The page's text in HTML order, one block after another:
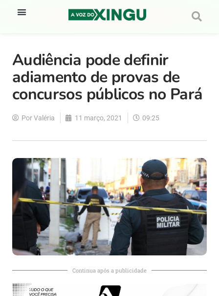
Audiência pode definir
adiamento de provas de
concursos públicos no Pará
PorValéria 11 março, 2021 09:25
Continua após a publicidade